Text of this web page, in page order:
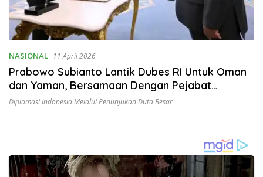
NASIONAL 11 April 2026
Prabowo Subianto Lantik Dubes RI Untuk Oman
dan Yaman, Bersamaan Dengan Pejabat
Ombudsman
Diplomasi Indonesia Melalui Penunjukan Duta Besar